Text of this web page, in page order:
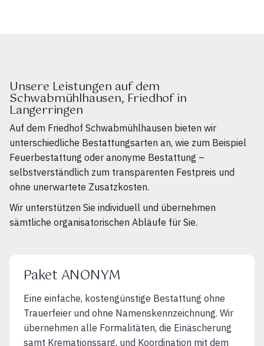
Unsere Leistungen auf dem
Schwabmühlhausen, Friedhof in
Langerringen
Auf dem Friedhof Schwabmühlhausen bieten wir
unterschiedliche Bestattungsarten an, wie zum Beispiel
Feuerbestattung oder anonyme Bestattung –
selbstverständlich zum transparenten Festpreis und
ohne unerwartete Zusatzkosten.
Wir unterstützen Sie individuell und übernehmen
sämtliche organisatorischen Abläufe für Sie.
Paket ANONYM
Eine einfache, kostengünstige Bestattung ohne
Trauerfeier und ohne Namenskennzeichnung. Wir
übernehmen alle Formalitäten, die Einäscherung
samt Kremationssarg. und Koordination mit dem